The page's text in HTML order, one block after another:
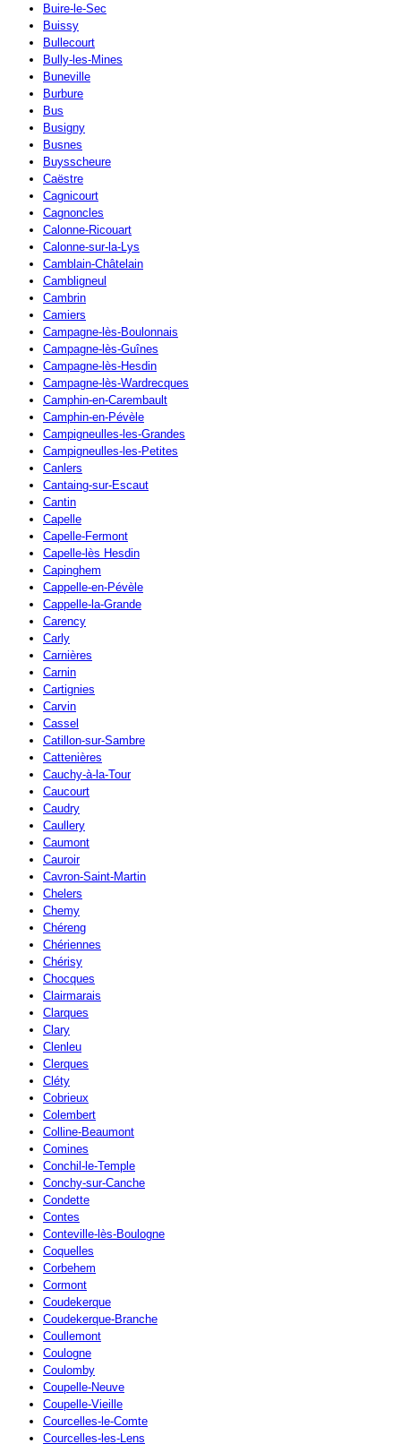
Buire-le-Sec
Buissy
Bullecourt
Bully-les-Mines
Buneville
Burbure
Bus
Busigny
Busnes
Buysscheure
Caëstre
Cagnicourt
Cagnoncles
Calonne-Ricouart
Calonne-sur-la-Lys
Camblain-Châtelain
Cambligneul
Cambrin
Camiers
Campagne-lès-Boulonnais
Campagne-lès-Guînes
Campagne-lès-Hesdin
Campagne-lès-Wardrecques
Camphin-en-Carembault
Camphin-en-Pévèle
Campigneulles-les-Grandes
Campigneulles-les-Petites
Canlers
Cantaing-sur-Escaut
Cantin
Capelle
Capelle-Fermont
Capelle-lès Hesdin
Capinghem
Cappelle-en-Pévèle
Cappelle-la-Grande
Carency
Carly
Carnières
Carnin
Cartignies
Carvin
Cassel
Catillon-sur-Sambre
Cattenières
Cauchy-à-la-Tour
Caucourt
Caudry
Caullery
Caumont
Cauroir
Cavron-Saint-Martin
Chelers
Chemy
Chéreng
Chériennes
Chérisy
Chocques
Clairmarais
Clarques
Clary
Clenleu
Clerques
Cléty
Cobrieux
Colembert
Colline-Beaumont
Comines
Conchil-le-Temple
Conchy-sur-Canche
Condette
Contes
Conteville-lès-Boulogne
Coquelles
Corbehem
Cormont
Coudekerque
Coudekerque-Branche
Coullemont
Coulogne
Coulomby
Coupelle-Neuve
Coupelle-Vieille
Courcelles-le-Comte
Courcelles-les-Lens